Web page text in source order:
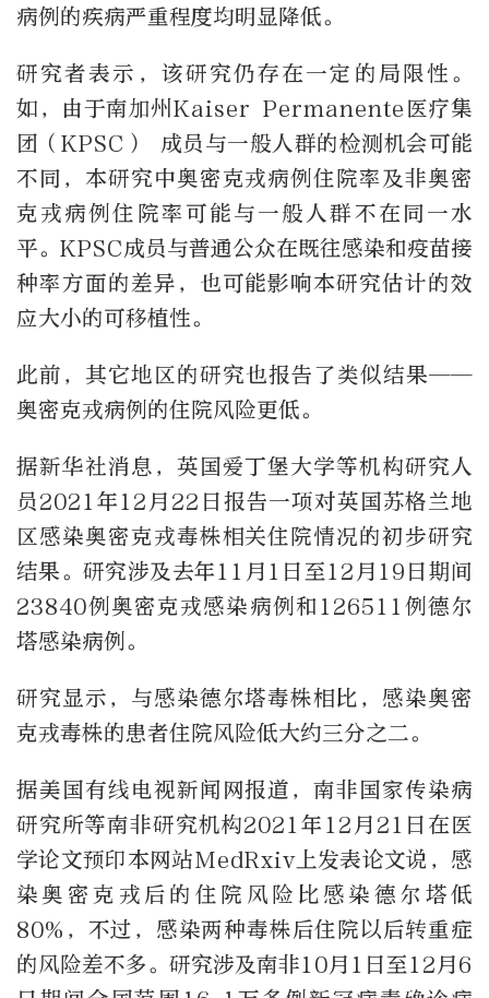
病例的疾病严重程度均明显降低。
研究者表示，该研究仍存在一定的局限性。
如，由于南加州Kaiser Permanente医疗集
团（KPSC） 成员与一般人群的检测机会可能
不同，本研究中奥密克戎病例住院率及非奥密
克戎病例住院率可能与一般人群不在同一水
平。KPSC成员与普通公众在既往感染和疫苗接
种率方面的差异，也可能影响本研究估计的效
应大小的可移植性。
此前，其它地区的研究也报告了类似结果——
奥密克戎病例的住院风险更低。
据新华社消息，英国爱丁堡大学等机构研究人
员2021年12月22日报告一项对英国苏格兰地
区感染奥密克戎毒株相关住院情况的初步研究
结果。研究涉及去年11月1日至12月19日期间
23840例奥密克戎感染病例和126511例德尔
塔感染病例。
研究显示，与感染德尔塔毒株相比，感染奥密
克戎毒株的患者住院风险低大约三分之二。
据美国有线电视新闻网报道，南非国家传染病
研究所等南非研究机构2021年12月21日在医
学论文预印本网站MedRxiv上发表论文说，感
染奥密克戎后的住院风险比感染德尔塔低
80%，不过，感染两种毒株后住院以后转重症
的风险差不多。研究涉及南非10月1日至12月6